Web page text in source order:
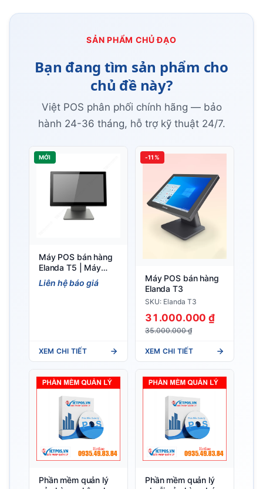
SẢN PHẨM CHỦ ĐẠO
Bạn đang tìm sản phẩm cho
chủ đề này?
Việt POS phân phối chính hãng — bảo
hành 24-36 tháng, hỗ trợ kỹ thuật 24/7.
MỚI
Máy POS bán hàng
Elanda T5 | Máy
Tính Tiền Màn Hình
Cảm Ứng
Liên hệ báo giá
XEM CHI TIẾT
-11%
Máy POS bán hàng
Elanda T3
SKU: Elanda T3
31.000.000 ₫
35.000.000 ₫
XEM CHI TIẾT
Phần mềm quản lý
Phần mềm quản lý